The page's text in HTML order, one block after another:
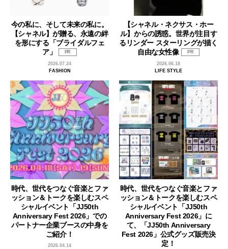
今の私に、そして未来の私に。
【シャネル】が贈る、永遠の絆
を形にする「ブライダルフェ
ア」
PR
2026.07.24
FASHION
【シャネル・ネクサス・ホー
ル】からの誘惑。世界が注目す
るリンダー スターリングが描く
自由な女性像
PR
2026.06.18
LIFE STYLE
時代、世代をつなぐ音楽とファ
ッション＆トークを楽しむスペ
シャルイベント「JJ50th
Anniversary Fest 2026」での
パートナー企業ブースの中身を
ご紹介！
2026.04.14
時代、世代をつなぐ音楽とファ
ッション＆トークを楽しむスペ
シャルイベント「JJ50th
Anniversary Fest 2026」に
て、「JJ50th Anniversary
Fest 2026」公式グッズ販売決
定！